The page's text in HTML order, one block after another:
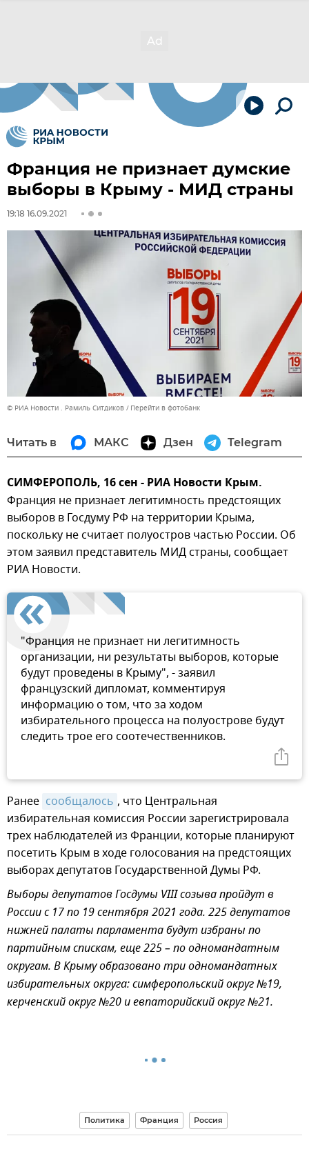
Франция не признает думские
выборы в Крыму - МИД страны
19:18 16.09.2021
© РИА Новости . Рамиль Ситдиков Перейти в фотобанк
Читать в МАКС Дзен Telegram
СИМФЕРОПОЛЬ, 16 сен - РИА Новости Крым.
Франция не признает легитимность предстоящих
выборов в Госдуму РФ на территории Крыма,
поскольку не считает полуостров частью России. Об
этом заявил представитель МИД страны, сообщает
РИА Новости.
"Франция не признает ни легитимность
организации, ни результаты выборов, которые
будут проведены в Крыму", - заявил
французский дипломат, комментируя
информацию о том, что за ходом
избирательного процесса на полуострове будут
следить трое его соотечественников.
Ранее сообщалось , что Центральная
избирательная комиссия России зарегистрировала
трех наблюдателей из Франции, которые планируют
посетить Крым в ходе голосования на предстоящих
выборах депутатов Государственной Думы РФ.
Выборы депутатов Госдумы VIII созыва пройдут в
России с 17 по 19 сентября 2021 года. 225 депутатов
нижней палаты парламента будут избраны по
партийным спискам, еще 225 – по одномандатным
округам. В Крыму образовано три одномандатных
избирательных округа: симферопольский округ №19,
керченский округ №20 и евпаторийский округ №21.
Политика Франция Россия